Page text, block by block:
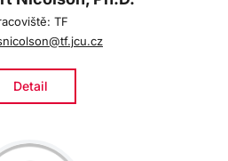
TF
Detail